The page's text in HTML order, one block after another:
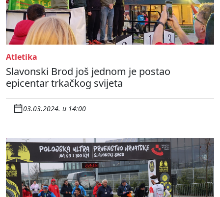
Atletika
Slavonski Brod još jednom je postao
epicentar trkačkog svijeta
03.03.2024. u 14:00